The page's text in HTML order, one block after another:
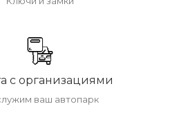
с организациями
ваш автопарк